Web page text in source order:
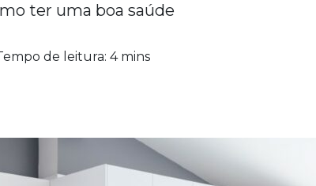
ter uma boa saúde
de leitura: 4 mins